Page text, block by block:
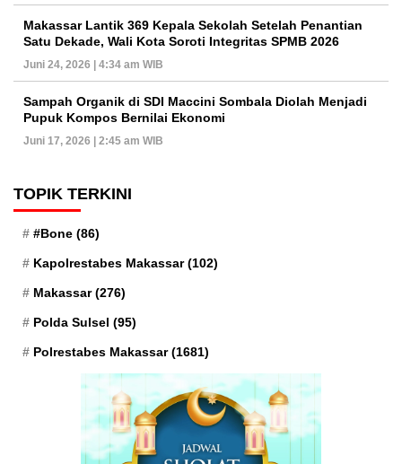
Makassar Lantik 369 Kepala Sekolah Setelah Penantian
Satu Dekade, Wali Kota Soroti Integritas SPMB 2026
Juni 24, 2026 | 4:34 am WIB
Sampah Organik di SDI Maccini Sombala Diolah Menjadi
Pupuk Kompos Bernilai Ekonomi
Juni 17, 2026 | 2:45 am WIB
TOPIK TERKINI
#Bone (86)
Kapolrestabes Makassar(102)
Makassar(276)
Polda Sulsel (95)
Polrestabes Makassar(1681)